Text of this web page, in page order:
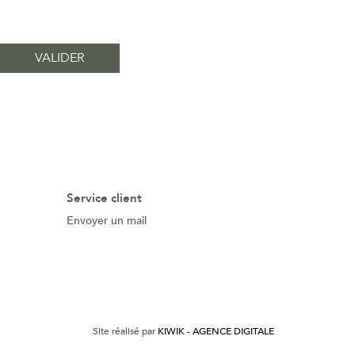
Service client
Envoyer un mail
Site réalisé par KIWIK - AGENCE DIGITALE